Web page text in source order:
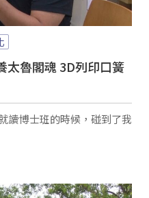
太魯閣魂 3D列印口簧
讀博士班的時候，碰到了我